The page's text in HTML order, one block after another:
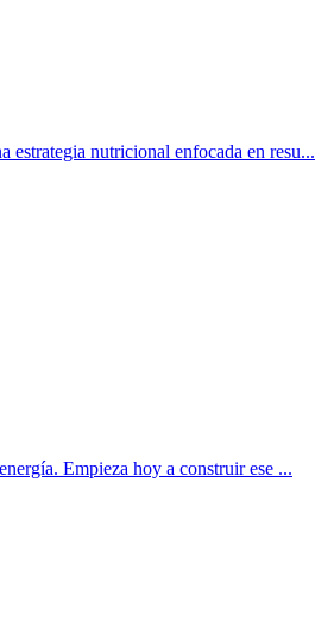
estrategia nutricional enfocada en resu...
Empieza hoy a construir ese ...